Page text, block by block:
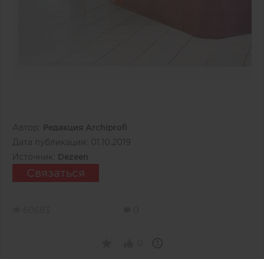
Автор:
Редакция Archiprofi
Дата публикации: 01.10.2019
Источник:
Dezeen
Связаться